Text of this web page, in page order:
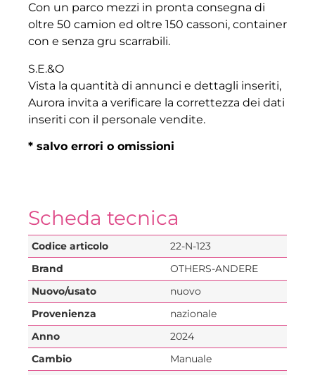
Con un parco mezzi in pronta consegna di
oltre 50 camion ed oltre 150 cassoni, container
con e senza gru scarrabili.
S.E.&O
Vista la quantità di annunci e dettagli inseriti,
Aurora invita a verificare la correttezza dei dati
inseriti con il personale vendite.
* salvo errori o omissioni
Scheda tecnica
Codice articolo
22-N-123
Brand
OTHERS-ANDERE
Nuovo/usato
nuovo
Provenienza
nazionale
Anno
2024
Cambio
Manuale